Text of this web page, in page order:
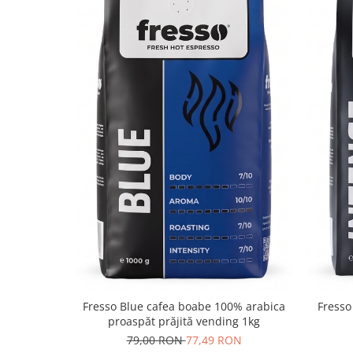
Prăjire: 7
After taste: 8
Aciditate: 9
Această cafea boabe de specialitate
este
proaspăt prăjită, măcinată sau verde
, la un
1000g. La cafea măcinată , există variantele
moka pot, aeropress, filtru (v60) și french
granulația măcinăturii.
Fresso Blue cafea boabe 100% arabica
proaspăt prăjită vending 1kg
79,00 RON77,49 RON